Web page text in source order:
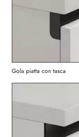
Gola piatta con tasca